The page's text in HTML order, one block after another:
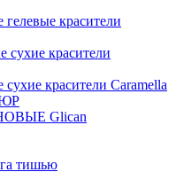
красители
сухие красители
красители Caramella
Glican
тишью